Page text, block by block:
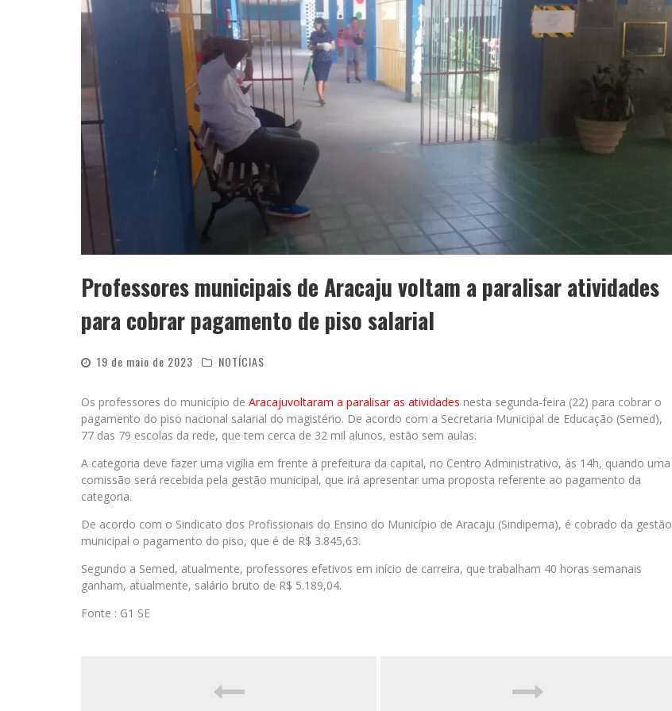
Professores municipais de Aracaju voltam a paralisar atividades
para cobrar pagamento de piso salarial
19 de maio de 2023 NOTÍCIAS
Os professores do município de Aracajuvoltaram a paralisar as atividades nesta segunda-feira (22) para cobrar o
pagamento do piso nacional salarial do magistério. De acordo com a Secretaria Municipal de Educação (Semed),
77 das 79 escolas da rede, que tem cerca de 32 mil alunos, estão sem aulas.
A categoria deve fazer uma vigília em frente à prefeitura da capital, no Centro Administrativo, às 14h, quando uma
comissão será recebida pela gestão municipal, que irá apresentar uma proposta referente ao pagamento da
categoria.
De acordo com o Sindicato dos Profissionais do Ensino do Município de Aracaju (Sindipema), é cobrado da gestão
municipal o pagamento do piso, que é de R$ 3.845,63.
Segundo a Semed, atualmente, professores efetivos em início de carreira, que trabalham 40 horas semanais
ganham, atualmente, salário bruto de R$ 5.189,04.
Fonte : G1 SE